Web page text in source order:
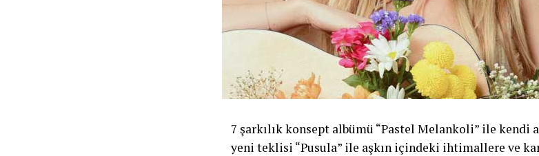
7 şarkılık konsept albümü “Pastel Melankoli” ile kendi
yeni teklisi “Pusula” ile aşkın içindeki ihtimallere ve